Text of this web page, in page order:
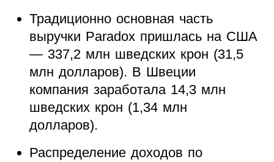
Традиционно основная часть
выручки Paradox пришлась на США
— 337,2 млн шведских крон (31,5
млн долларов). В Швеции
компания заработала 14,3 млн
шведских крон (1,34 млн
долларов).
Распределение доходов по